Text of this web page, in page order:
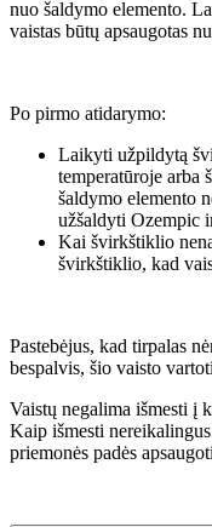
nuo šaldymo elemento.
vaistas būtų apsaugotas
Po pirmo atidarymo:
Laikyti užpildytą
temperatūroje arba
šaldymo elemento
užšaldyti Ozempic
Kai švirkštiklio
švirkštiklio, kad
Pastebėjus, kad tirpalas
bespalvis, šio vaisto
Vaistų negalima išmesti į
Kaip išmesti
priemonės padės